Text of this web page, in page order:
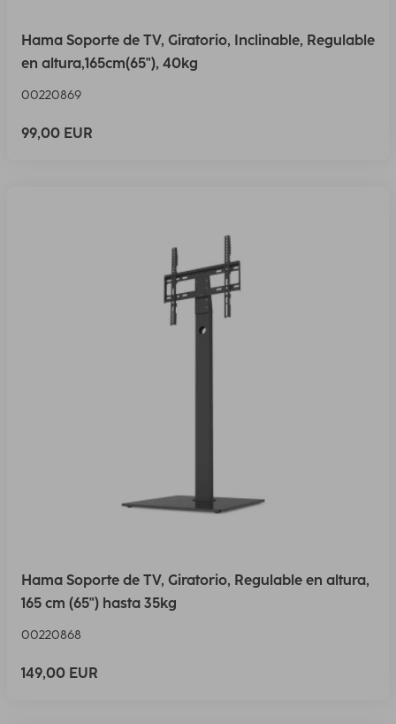
Hama Soporte de TV, Giratorio, Inclinable, Regulable
en altura,165cm(65"), 40kg
00220869
99,00 EUR
Hama Soporte de TV, Giratorio, Regulable en altura,
165 cm (65") hasta 35kg
00220868
149,00 EUR